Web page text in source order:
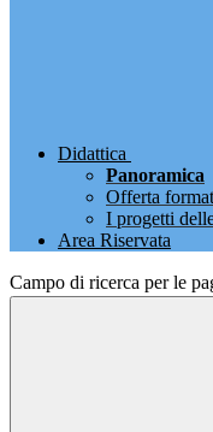
Didattica
Panoramica
Offerta
I progetti
Area Riservata
Campo di ricerca per le